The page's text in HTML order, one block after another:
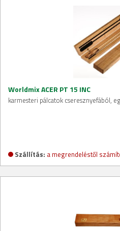
Worldmix ACER PT 15 INC
karmesteri pálcatok cseresznyefából,
Szállítás: a megrendeléstől